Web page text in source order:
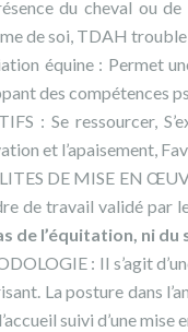
du cheval ou
de soi, TDAH
équine : Permet
des compétences
: Se ressourcer,
et l’apaisement,
DE MISE EN
de travail validé par
de l’équitation, ni
: Il s’agit
La posture dans
suivi d’une